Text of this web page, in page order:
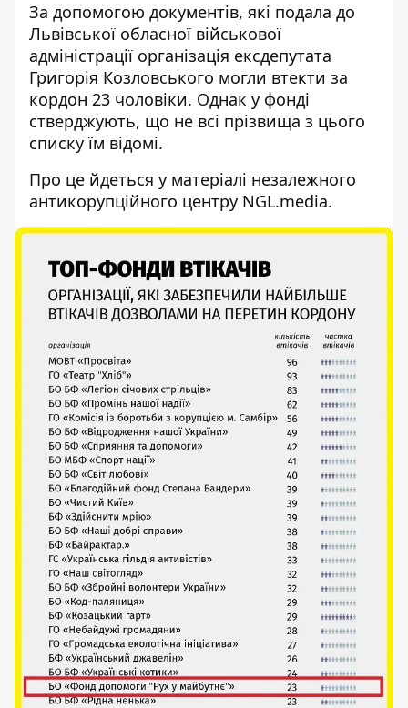
За допомогою документів, які подала до
Львівської обласної військової
адміністрації організація ексдепутата
Григорія Козловського могли втекти за
кордон 23 чоловіки. Однак у фонді
стверджують, що не всі прізвища з цього
списку їм відомі.
Про це йдеться у матеріалі незалежного
антикорупційного центру NGL.media.